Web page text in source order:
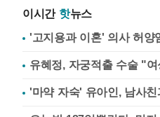
이시간 핫뉴스
'고지용과 이혼' 의사 허양
유혜정, 자궁적출 수술 "
'마약 자숙' 유아인, 남사